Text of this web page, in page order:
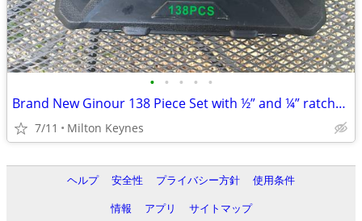
• • • • •
Brand New Ginour 138 Piece Set with ½” and ¼” ratchet set with ¼” scre
7/11 Milton Keynes
ヘルプ 安全性 プライバシー方針
使用条件
情報
アプリ サイトマップ